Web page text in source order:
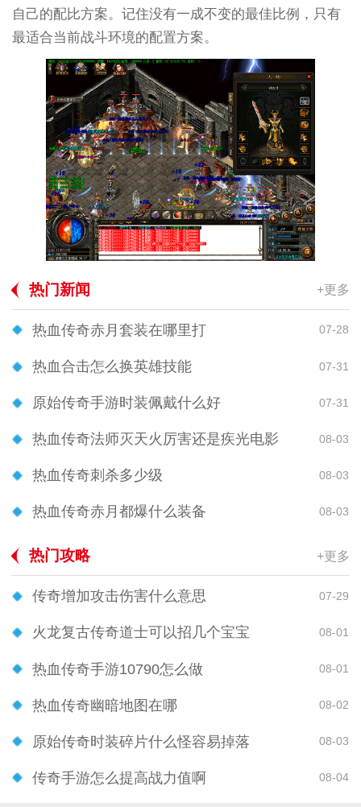
自己的配比方案。记住没有一成不变的最佳比例，只有
最适合当前战斗环境的配置方案。
热门新闻 +更多
热血传奇赤月套装在哪里打 07-28
热血合击怎么换英雄技能 07-31
原始传奇手游时装佩戴什么好 07-31
热血传奇法师灭天火厉害还是疾光电影 08-03
热血传奇刺杀多少级 08-03
热血传奇赤月都爆什么装备 08-03
热门攻略 +更多
传奇增加攻击伤害什么意思 07-29
火龙复古传奇道士可以招几个宝宝 08-01
热血传奇手游10790怎么做 08-01
热血传奇幽暗地图在哪 08-02
原始传奇时装碎片什么怪容易掉落 08-03
传奇手游怎么提高战力值啊 08-04